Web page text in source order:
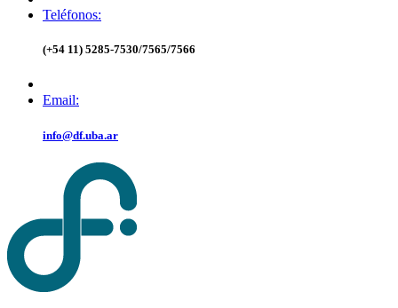
Teléfonos:
(+54 11) 5285-7530/7565/7566
Email:
info@df.uba.ar